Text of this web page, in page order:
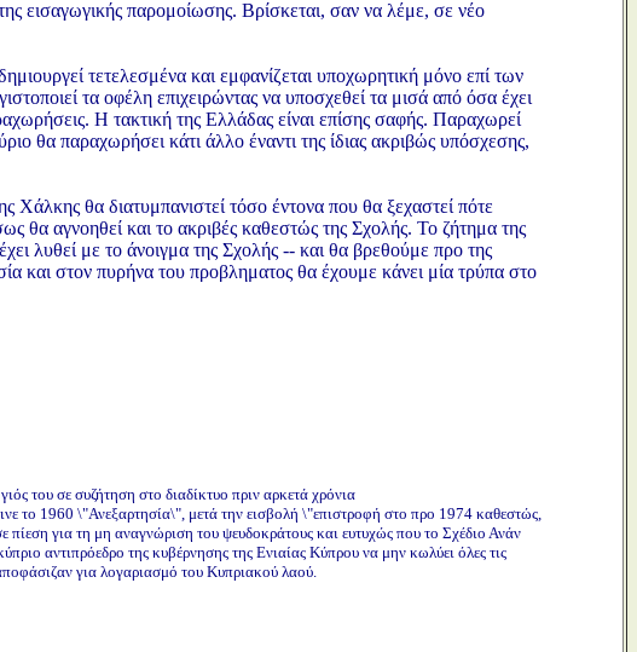
εισαγωγικής παρομοίωσης. Βρίσκεται, σαν να λέμε, σε νέο
τετελεσμένα και εμφανίζεται υποχωρητική μόνο επί των
τα οφέλη επιχειρώντας να υποσχεθεί τα μισά από όσα έχει
Η τακτική της Ελλάδας είναι επίσης σαφής. Παραχωρεί
θα παραχωρήσει κάτι άλλο έναντι της ίδιας ακριβώς υπόσχεσης,
Χάλκης θα διατυμπανιστεί τόσο έντονα που θα ξεχαστεί πότε
θα αγνοηθεί και το ακριβές καθεστώς της Σχολής. Το ζήτημα της
λυθεί με το άνοιγμα της Σχολής -- και θα βρεθούμε προ της
και στον πυρήνα του προβληματος θα έχουμε κάνει μία τρύπα στο
του σε συζήτηση στο διαδίκτυο πριν αρκετά χρόνια
το 1960 \"Ανεξαρτησία\", μετά την εισβολή \"επιστροφή στο προ 1974 καθεστώς,
για τη μη αναγνώριση του ψευδοκράτους και ευτυχώς που το Σχέδιο Ανάν
αντιπρόεδρο της κυβέρνησης της Ενιαίας Κύπρου να μην κωλύει όλες τις
για λογαριασμό του Κυπριακού λαού.